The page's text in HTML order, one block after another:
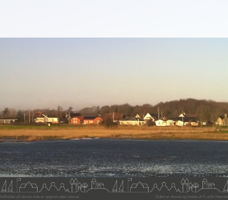
Indholdet på denne side er opgivet uden ansvar. Siden er drevet og hostet af X-orbit Internet